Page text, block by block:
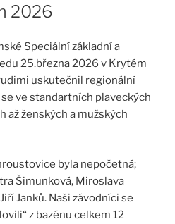
2026
Speciální základní a
25.března 2026 v Krytém
uskutečnil regionální
ve standartních plaveckých
až ženských a mužských
byla nepočetná;
Šimunková, Miroslava
Janků. Naši závodníci se
z bazénu celkem 12